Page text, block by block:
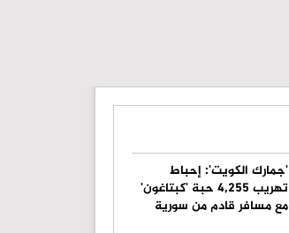
'جمارك الكويت': إحباط
تهريب 4,255 حبة 'كبتاغون'
مع مسافر قادم من سورية